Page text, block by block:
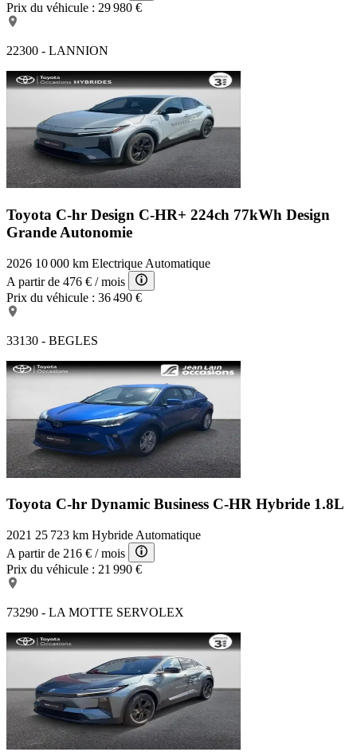
Prix du véhicule : 29 980 €
22300 - LANNION
Toyota C-hr Design C-HR+ 224ch 77kWh Design
Grande Autonomie
2026 10 000 km Electrique Automatique
A partir de 476 € / mois
Prix du véhicule : 36 490 €
33130 - BEGLES
Toyota C-hr Dynamic Business C-HR Hybride 1.8L
2021 25 723 km Hybride Automatique
A partir de 216 € / mois
Prix du véhicule : 21 990 €
73290 - LA MOTTE SERVOLEX